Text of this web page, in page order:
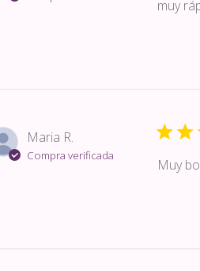
muy
Maria R.
Compra verificada
Muy